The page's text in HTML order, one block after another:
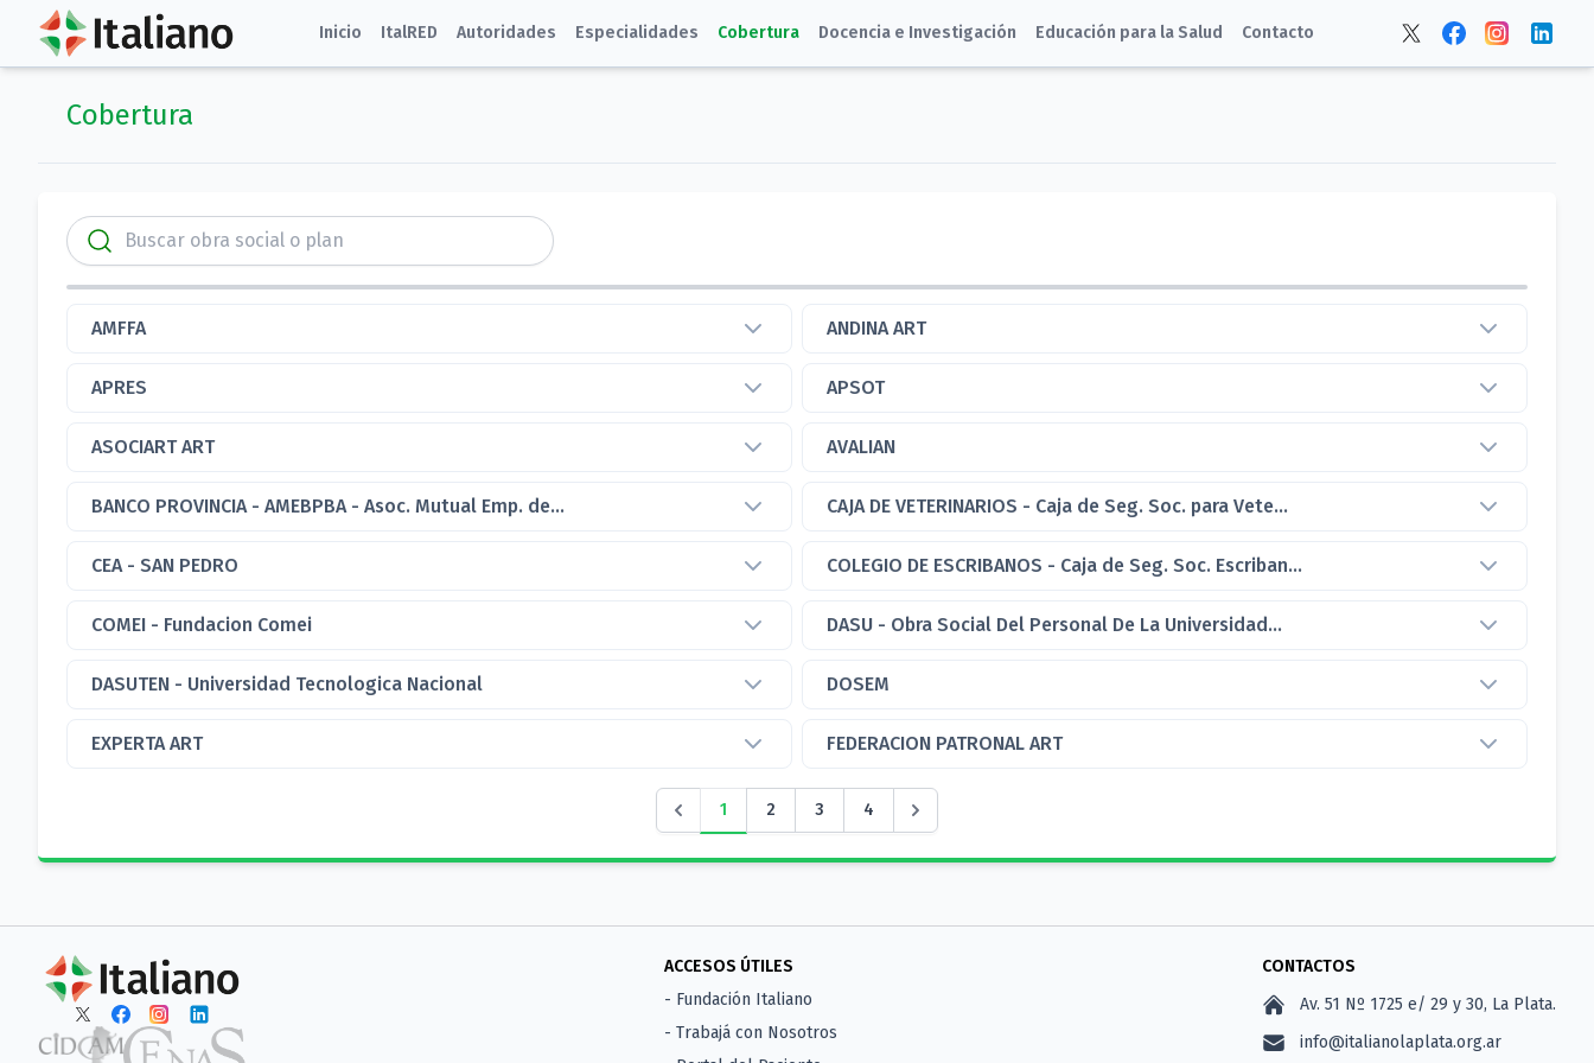
Inicio ItalRED Autoridades Especialidades Cobertura Docencia e Investigación Educación para la Salud Contacto
Cobertura
AMFFA ANDINA ART
APRES APSOT
ASOCIART ART AVALIAN
BANCO PROVINCIA - AMEBPBA - Asoc. Mutual Emp. de... CAJA DE VETERINARIOS - Caja de Seg. Soc. para Vete...
CEA - SAN PEDRO COLEGIO DE ESCRIBANOS - Caja de Seg. Soc. Escriban...
COMEI - Fundacion Comei DASU - Obra Social Del Personal De La Universidad...
DASUTEN - Universidad Tecnologica Nacional DOSEM
EXPERTA ART FEDERACION PATRONAL ART
1 2 3 4
ACCESOS ÚTILES
- Fundación Italiano
- Trabajá con Nosotros
CONTACTOS
Av. 51 Nº 1725 e/ 29 y 30, La Plata.
info@italianolaplata.org.ar